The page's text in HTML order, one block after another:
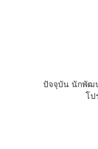
ปัจจุบัน นักพัฒ
โป